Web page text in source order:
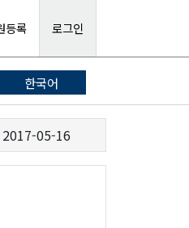
등록 로그인
한국어
2017-05-16